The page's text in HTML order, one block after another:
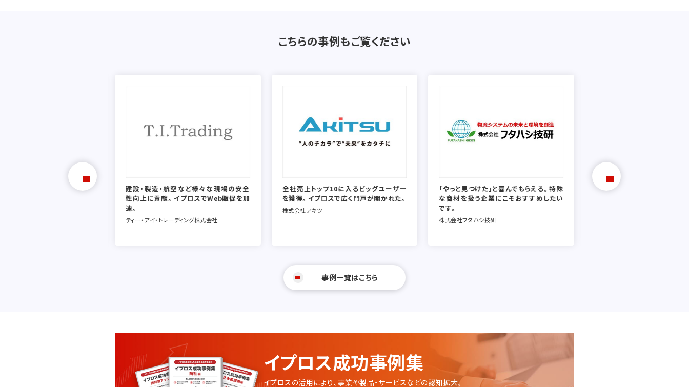
こちらの事例もご覧ください
建設・製造・航空など様々な現場の安全
性向上に貢献。イプロスでWeb販促を加
速。
ティー・アイ・トレーディング株式会社
全社売上トップ10に入るビッグユーザー
を獲得。イプロスで広く門戸が開かれた。
株式会社アキツ
「やっと見つけた」と喜んでもらえる。特殊
な商材を扱う企業にこそおすすめしたい
です。
株式会社フタハシ技研
代理店の「先の先の先」の顧
事例一覧はこちら
イプロス成功事例集
イプロスの活用により、事業や製品・サービスなどの認知拡大、